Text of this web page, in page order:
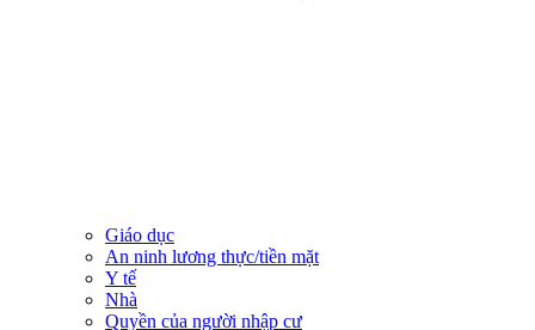
Giáo dục
An ninh lương thực/tiền mặt
Y tế
Nhà
Quyền của người nhập cư